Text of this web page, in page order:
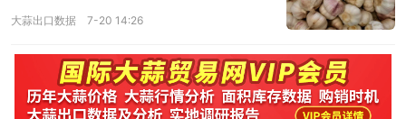
大蒜出口数据 7-20 14:26